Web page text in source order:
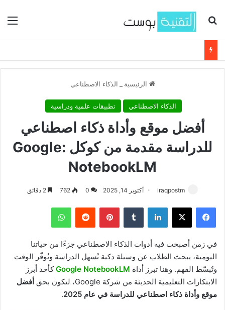
بحث عن
الرئيسية الذكاء الاصطناعي
الذكاء الاصطناعي تطبيقات علمية ودراسية
أفضل موقع وأداة ذكاء اصطناعي
للدراسة مقدمة من كوكل Google:
NotebookLM
iraqpostm أكتوبر 14, 2025 0
762
فيسبوك لينكدإن بينتيريست
في زمن أصبحت فيه أدوات الذكاء الاصطناعي جزءًا من حياتنا
اليومية، يبحث الطلاب عن وسيلة ذكية تُسهل الدراسة وتُوفّر الوقت
وتُبسّط الفهم. وهنا تبرز أداة Google NotebookLMكأحد أبرز
الابتكارات التعليمية الحديثة من شركة Google، لتكون بحق
أفضل
موقع وأداة ذكاء اصطناعي للدراسة في عام 2025
.